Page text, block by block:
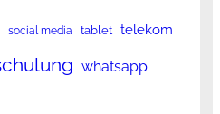
social media tablet telekom
whatsapp